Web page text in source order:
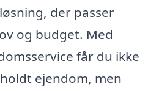
der passer
og budget. Med
får du ikke
ejendom, men